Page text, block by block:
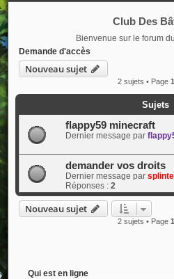
Club Des
Bienvenue sur le forum
Demande d'accès
Nouveau sujet
2 sujets • Page 1
Sujets
flappy59 minecraft
Dernier message par
demander vos droits
Dernier message par
Réponses : 2
Nouveau sujet
2 sujets • Page 1
Qui est en ligne